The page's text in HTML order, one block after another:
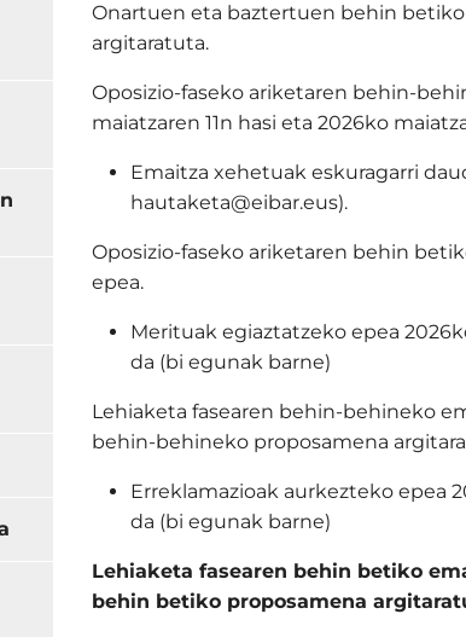
Onartuen eta baztertuen behin
argitaratuta.
Oposizio-faseko ariketaren behin-
maiatzaren 11n hasi eta 2026ko
Emaitza xehetuak eskuragarri
hautaketa@eibar.eus).
Oposizio-faseko ariketaren behin
epea.
Merituak egiaztatzeko epea
da (bi egunak barne)
Lehiaketa fasearen behin-behineko
behin-behineko proposamena
Erreklamazioak aurkezteko epea
da (bi egunak barne)
Lehiaketa fasearen behin betiko
behin betiko proposamena